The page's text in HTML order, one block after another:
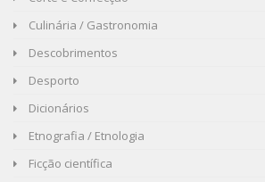
Culinária / Gastronomia
Descobrimentos
Desporto
Dicionários
Etnografia / Etnologia
Ficção científica